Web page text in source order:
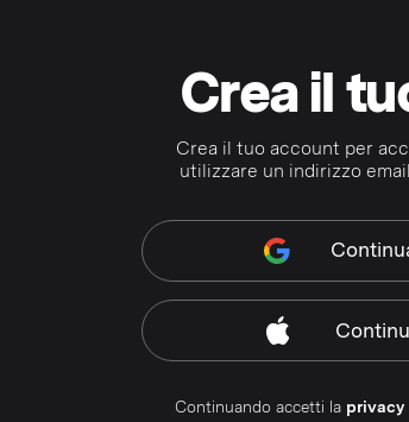
Crea il
Crea il tuo account per
utilizzare un indirizzo
Continuando accetti la